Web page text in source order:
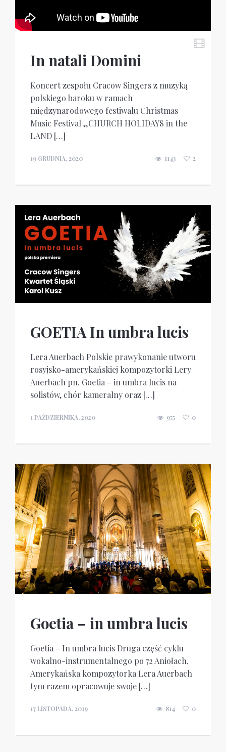
In natali Domini
Koncert zespołu Cracow Singers z muzyką
polskiego baroku w ramach
międzynarodowego festiwalu Christmas
Music Festival „CHURCH HOLIDAYS in the
LAND […]
19 GRUDNIA, 2020 1143 2
GOETIA In umbra lucis
Lera Auerbach Polskie prawykonanie utworu
rosyjsko-amerykańskiej kompozytorki Lery
Auerbach pn. Goetia – in umbra lucis na
solistów, chór kameralny oraz […]
1 PAŹDZIERNIKA, 2020 955 0
Goetia – in umbra lucis
Goetia – In umbra lucis Druga część cyklu
wokalno-instrumentalnego po 72 Aniołach.
Amerykańska kompozytorka Lera Auerbach
tym razem opracowuje swoje […]
17 LISTOPADA, 2019 814 0